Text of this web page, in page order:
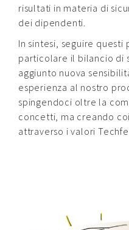
risultati in materia di
dei dipendenti.
In sintesi, seguire questi
particolare il bilancio di
aggiunto nuova
esperienza al nostro
spingendoci oltre la
concetti, ma creando
attraverso i valori